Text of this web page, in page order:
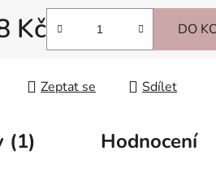
Kč DO
Zeptat se Sdílet
(1)
Hodnocení